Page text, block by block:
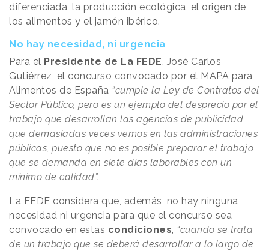
diferenciada, la producción ecológica, el origen de
los alimentos y el jamón ibérico.
No hay necesidad, ni urgencia
Para el Presidente de La FEDE, José Carlos
Gutiérrez, el concurso convocado por el MAPA para
Alimentos de España “cumple la Ley de Contratos del
Sector Público, pero es un ejemplo del desprecio por el
trabajo que desarrollan las agencias de publicidad
que demasiadas veces vemos en las administraciones
públicas, puesto que no es posible preparar el trabajo
que se demanda en siete días laborables con un
mínimo de calidad”.
La FEDE considera que, además, no hay ninguna
necesidad ni urgencia para que el concurso sea
convocado en estas condiciones, “cuando se trata
de un trabajo que se deberá desarrollar a lo largo de